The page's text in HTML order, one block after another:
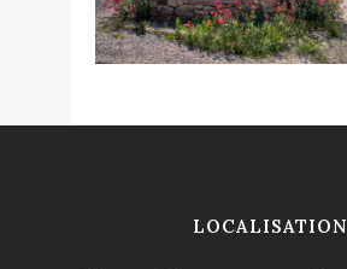
LOCALISATION